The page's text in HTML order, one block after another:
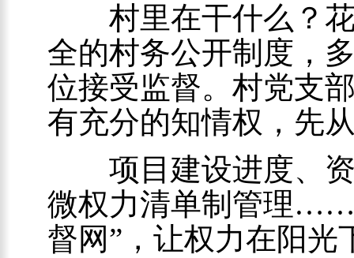
村里在干什么？花
全的村务公开制度，
位接受监督。村党支
有充分的知情权，先
项目建设进度、资
微权力清单制管理……
督网”，让权力在阳光